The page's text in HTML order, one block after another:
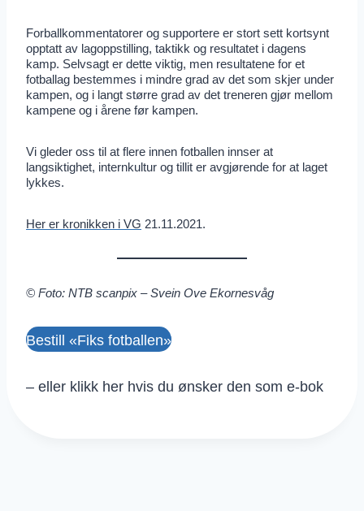
Forballkommentatorer og supportere er stort sett kortsynt
opptatt av lagoppstilling, taktikk og resultatet i dagens
kamp. Selvsagt er dette viktig, men resultatene for et
fotballag bestemmes i mindre grad av det som skjer under
kampen, og i langt større grad av det treneren gjør mellom
kampene og i årene før kampen.
Vi gleder oss til at flere innen fotballen innser at
langsiktighet, internkultur og tillit er avgjørende for at laget
lykkes.
Her er kronikken i VG 21.11.2021.
© Foto: NTB scanpix – Svein Ove Ekornesvåg
Bestill «Fiks fotballen»
– eller klikk her hvis du ønsker den som e-bok